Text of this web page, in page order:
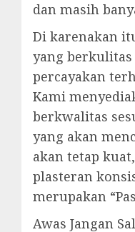
dan masih
Di karenakan
yang
percayakan
Kami
berkwalitas
yang akan
akan tetap
plasteran
merupakan
Awas Jangan